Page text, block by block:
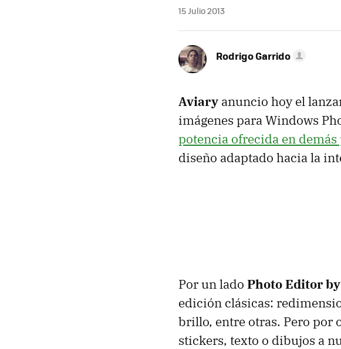
15 Julio 2013
Rodrigo Garrido
Aviary anuncio hoy el
imágenes para Windows
potencia ofrecida en
diseño adaptado hacia la
Por un lado Photo Editor
edición clásicas:
brillo, entre otras. Pero por
stickers, texto o dibujos a